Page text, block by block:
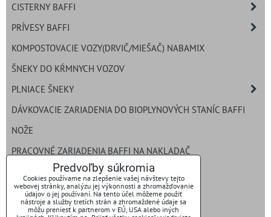
CISTERNY BAFFI
PRÍVESY BAFFI
KOMPOSTOVACIE VOZY(DRVIČ/MIEŠAČ) NABAMIX
ŠNEKY DO KŔMNYCH VOZOV
PLNIACE ŠNEKY
DÁVKOVACIE ZARIADENIA DO BIOPLYNOVÝCH STANÍC BAFFI
NOŽE
PRACOVNÉ ZARIADENIA BAFFI NA NAKLADAČ
ROZDRUŽOVAČ BALÍKOV
ROZMETADLO HNOJA
NAVÍJAVIE HADICOVÉ ZAVLAŽOVANIE
Predvoľby súkromia
Cookies používame na zlepšenie vašej návštevy tejto
webovej stránky, analýzu jej výkonnosti a zhromažďovanie
údajov o jej používaní. Na tento účel môžeme použiť
nástroje a služby tretích strán a zhromaždené údaje sa
môžu preniesť k partnerom v EÚ, USA alebo iných